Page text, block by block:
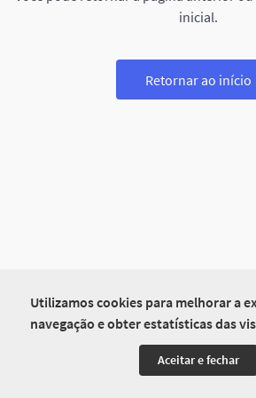
Utilizamos cookies para melhorar a
navegação e obter estatísticas das
Aceitar e fechar
inicial.
Retornar ao início